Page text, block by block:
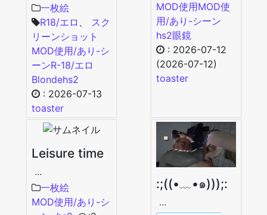
一枚絵
R18/エロ 、 スク
リーンショット
MOD使用/あり-シ
ーンR-18/エロ
Blondehs2
: 2026-07-13
toaster
MOD使用MOD使
用/あり-シーン
hs2眼鏡
: 2026-07-12
(2026-07-12)
toaster
Leisure time
…
一枚絵
MOD使用/あり-シ
:;((•﹏•๑)));:
…